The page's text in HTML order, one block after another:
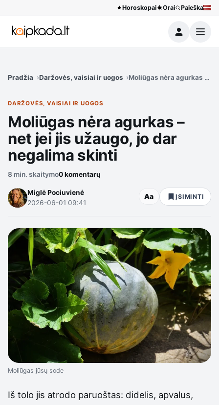
Horoskopai Orai Paieška
Meniu
Pradžia Daržovės, vaisiai ir uogos Moliūgas nėra agurkas –
DARŽOVĖS, VAISIAI IR UOGOS
Moliūgas nėra agurkas –
net jei jis užaugo, jo dar
negalima skinti
8 min. skaitymo0 komentarų
Miglė Pociuvienė
2026-06-01 09:41
Aa ĮSIMINTI
Moliūgas jūsų sode
Iš tolo jis atrodo paruoštas: didelis, apvalus,